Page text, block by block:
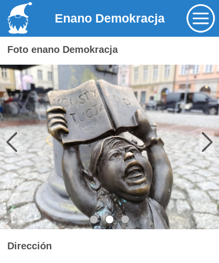
Enano Demokracja
Foto enano Demokracja
Dirección